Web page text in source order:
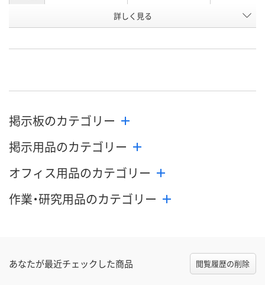
AW52155 AW42653
カゴへ
詳しく見る
掲示板のカテゴリー
掲示用品のカテゴリー
オフィス用品のカテゴリー
作業・研究用品のカテゴリー
あなたが最近チェックした商品 閲覧履歴の削除